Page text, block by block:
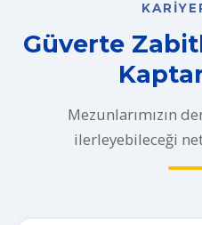
Güverte
Mezunlarımızın
ilerleyebileceği